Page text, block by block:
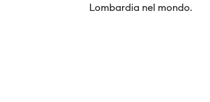
Lombardia nel mondo.